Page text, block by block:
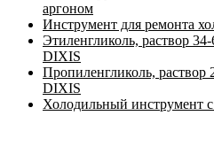
аргоном
Инструмент для ремонта
Этиленгликоль, раствор
DIXIS
Пропиленгликоль, раствор
DIXIS
Холодильный инструмент